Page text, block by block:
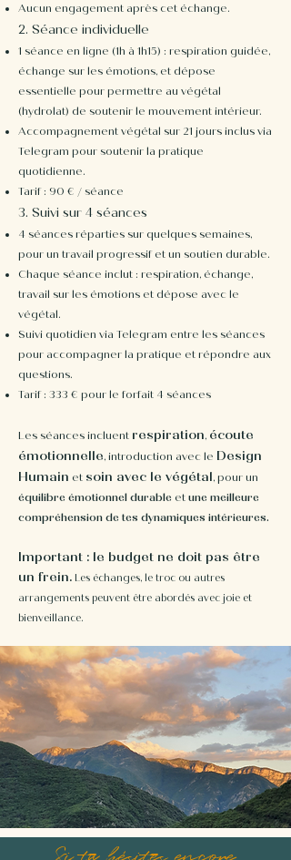
Aucun engagement après cet échange.
2. Séance individuelle
1 séance en ligne (1h à 1h15) : respiration guidée,
échange sur les émotions, et dépose
essentielle pour permettre au végétal
(hydrolat) de soutenir le mouvement intérieur.
Accompagnement végétal sur 21 jours inclus via
Telegram pour soutenir la pratique
quotidienne.
Tarif : 90 € / séance
3. Suivi sur 4 séances
4 séances réparties sur quelques semaines,
pour un travail progressif et un soutien durable.
Chaque séance inclut : respiration, échange,
travail sur les émotions et dépose avec le
végétal.
Suivi quotidien via Telegram entre les séances
pour accompagner la pratique et répondre aux
questions.
Tarif : 333 € pour le forfait 4 séances
Les séances incluent respiration, écoute
émotionnelle, introduction avec le Design
Humain et soin avec le végétal, pour un
équilibre émotionnel durable et une meilleure
compréhension de tes dynamiques intérieures.
Important : le budget ne doit pas être
un frein. Les échanges, le troc ou autres
arrangements peuvent être abordés avec joie et
bienveillance.